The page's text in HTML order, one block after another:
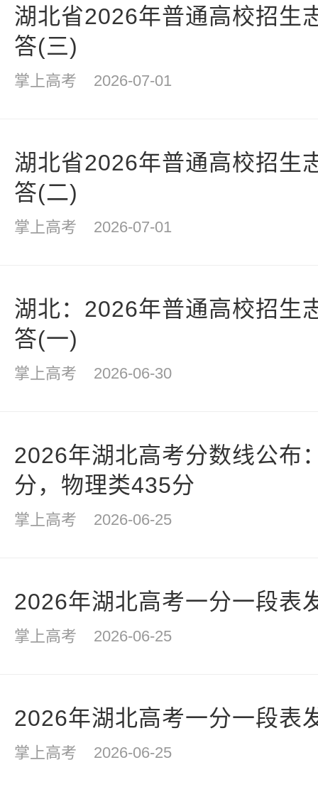
湖北省2026年普通高校招生
答(三)
掌上高考 2026-07-01
湖北省2026年普通高校招生
答(二)
掌上高考 2026-07-01
湖北：2026年普通高校招生
答(一)
掌上高考 2026-06-30
2026年湖北高考分数线公布
分，物理类435分
掌上高考 2026-06-25
2026年湖北高考一分一段表
掌上高考 2026-06-25
2026年湖北高考一分一段表
掌上高考 2026-06-25